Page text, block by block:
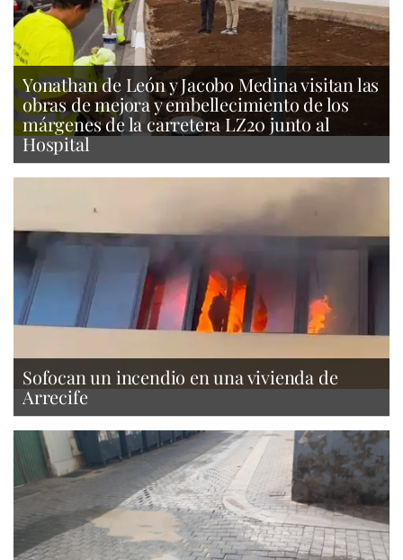
Yonathan de León y Jacobo Medina visitan las
obras de mejora y embellecimiento de los
márgenes de la carretera LZ20 junto al
Hospital
Sofocan un incendio en una vivienda de
Arrecife